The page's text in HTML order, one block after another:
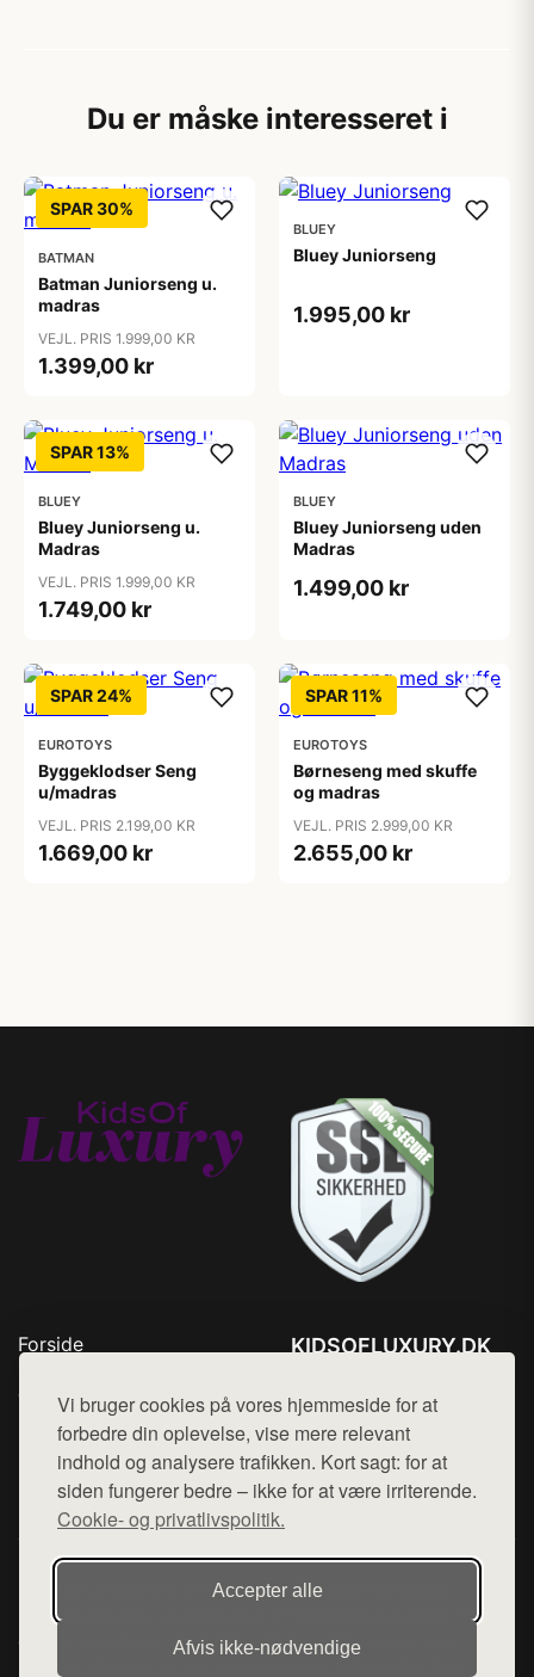
Vi bruger cookies på vores hjemmeside for at
forbedre din oplevelse, vise mere relevant
indhold og analysere trafikken. Kort sagt: for at
siden fungerer bedre – ikke for at være irriterende.
Cookie- og privatlivspolitik.
Accepter alle
Afvis ikke‑nødvendige
Du er måske interesseret i
SPAR 30%
BATMAN
Batman Juniorseng u.
madras
VEJL. PRIS 1.999,00 KR
1.399,00 kr
BLUEY
Bluey Juniorseng
1.995,00 kr
SPAR 13%
BLUEY
Bluey Juniorseng u.
Madras
VEJL. PRIS 1.999,00 KR
1.749,00 kr
BLUEY
Bluey Juniorseng uden
Madras
1.499,00 kr
SPAR 24%
EUROTOYS
Byggeklodser Seng
u/madras
VEJL. PRIS 2.199,00 KR
1.669,00 kr
SPAR 11%
EUROTOYS
Børneseng med skuffe
og madras
VEJL. PRIS 2.999,00 KR
2.655,00 kr
Forside
Top Rabatter
Kontakt
KIDSOFLUXURY.DK
Mail: hej@want.dk
Cookie- og privatlivspolitik
Denne side er en del af want.dk, der udgiver en række
hjemmesider med præsentation af forskellige produkter fra
diverse webshops. Der sælges ikke varer fra denne side - vi
henviser til de shops, som sælger varen. Vi har heller ikke